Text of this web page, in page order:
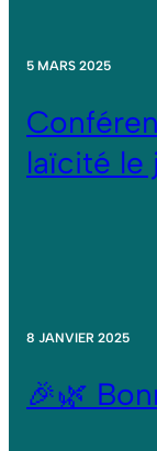
5 MARS 2025
laïcité le
8 JANVIER 2025
🎉🌿